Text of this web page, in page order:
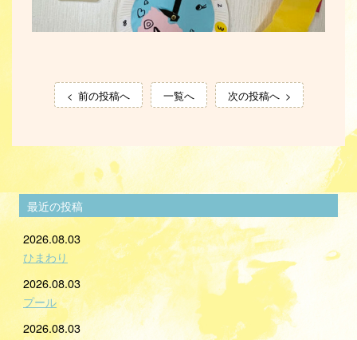
前の投稿へ 一覧へ 次の投稿へ
最近の投稿
2026.08.03
ひまわり
2026.08.03
プール
2026.08.03